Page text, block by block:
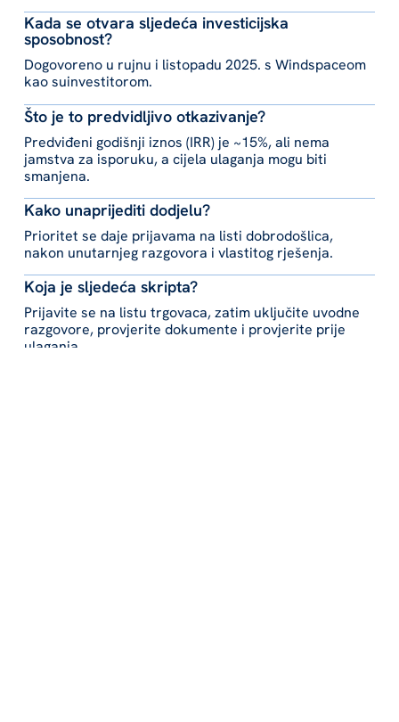
Kada se otvara sljedeća investicijska
sposobnost?
Dogovoreno u rujnu i listopadu 2025. s Windspaceom
kao suinvestitorom.
Što je to predvidljivo otkazivanje?
Predviđeni godišnji iznos (IRR) je ~15%, ali nema
jamstva za isporuku, a cijela ulaganja mogu biti
smanjena.
Kako unaprijediti dodjelu?
Prioritet se daje prijavama na listi dobrodošlica,
nakon unutarnjeg razgovora i vlastitog rješenja.
Koja je sljedeća skripta?
Prijavite se na listu trgovaca, zatim uključite uvodne
razgovore, provjerite dokumente i provjerite prije
ulaganja.